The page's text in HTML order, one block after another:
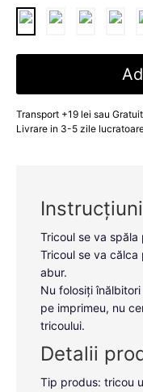
Transport +19 lei sau
Livrare in 3-5 zile
Tricoul se va spăla
Tricoul se va
abur.
Nu folosiți
pe imprimeu, nu
tricoului.
Detalii
Tip produs: tricou